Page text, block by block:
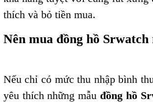
thích và bỏ tiền mua.
Nên mua đồng hồ Srwatch
Nếu chỉ có mức thu nhập bình
yêu thích những mẫu đồng hồ